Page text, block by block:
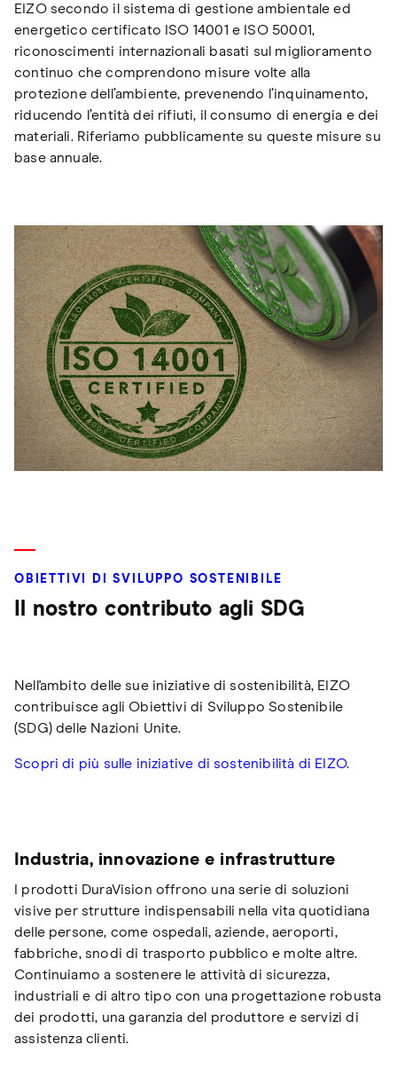
EIZO secondo il sistema di gestione ambientale ed
energetico certificato ISO 14001 e ISO 50001,
riconoscimenti internazionali basati sul miglioramento
continuo che comprendono misure volte alla
protezione dell’ambiente, prevenendo l’inquinamento,
riducendo l’entità dei rifiuti, il consumo di energia e dei
materiali. Riferiamo pubblicamente su queste misure su
base annuale.
OBIETTIVI DI SVILUPPO SOSTENIBILE
Il nostro contributo agli SDG
Nell'ambito delle sue iniziative di sostenibilità, EIZO
contribuisce agli Obiettivi di Sviluppo Sostenibile
(SDG) delle Nazioni Unite.
Scopri di più sulle iniziative di sostenibilità di EIZO.
Industria, innovazione e infrastrutture
I prodotti DuraVision offrono una serie di soluzioni
visive per strutture indispensabili nella vita quotidiana
delle persone, come ospedali, aziende, aeroporti,
fabbriche, snodi di trasporto pubblico e molte altre.
Continuiamo a sostenere le attività di sicurezza,
industriali e di altro tipo con una progettazione robusta
dei prodotti, una garanzia del produttore e servizi di
assistenza clienti.